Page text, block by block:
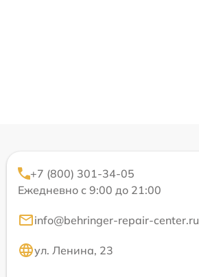
+7 (800) 301-34-05
Ежедневно с 9:00 до 21:00
info@behringer-repair-center.ru
ул. Ленина, 23